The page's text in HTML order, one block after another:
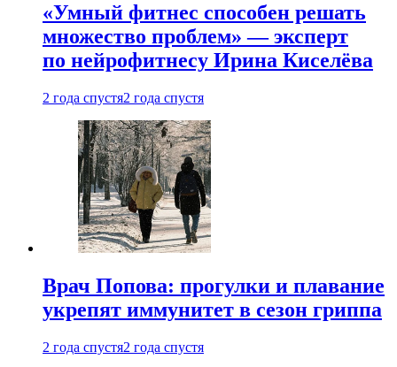
«Умный фитнес способен решать
множество проблем» — эксперт
по нейрофитнесу Ирина Киселёва
2 года спустя2 года спустя
Врач Попова: прогулки и плавание
укрепят иммунитет в сезон гриппа
2 года спустя2 года спустя